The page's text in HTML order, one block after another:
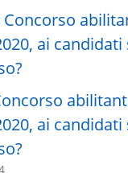
ai candidati